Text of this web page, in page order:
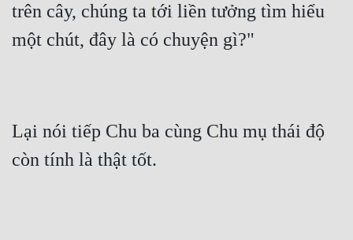
trên cây, chúng ta tới liền tưởng tìm hiểu
một chút, đây là có chuyện gì?"
Lại nói tiếp Chu ba cùng Chu mụ thái độ
còn tính là thật tốt.